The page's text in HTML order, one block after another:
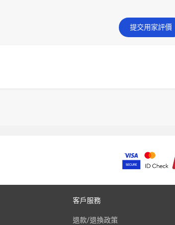
提交用家評價
客戶服務
退款/退換政策